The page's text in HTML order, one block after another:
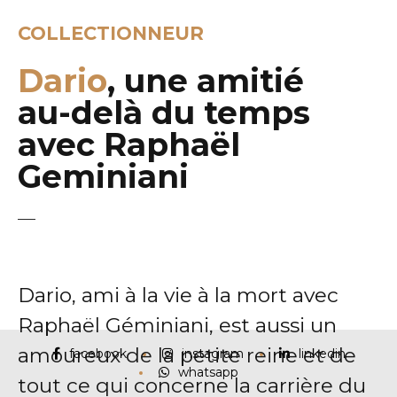
COLLECTIONNEUR
Dario, une amitié
au-delà du temps
avec Raphaël
Geminiani
Dario, ami à la vie à la mort avec
Raphaël Géminiani, est aussi un
amoureux de la petite reine et de
tout ce qui concerne la carrière du
facebook instagram
linkedin
whatsapp